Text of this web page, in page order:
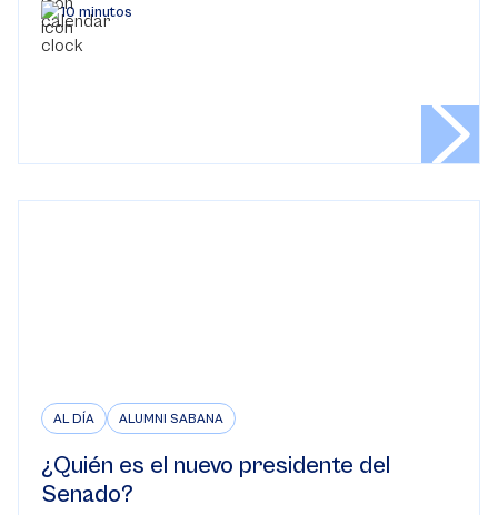
10 minutos
AL DÍA ALUMNI SABANA
¿Quién es el nuevo presidente del
Senado?